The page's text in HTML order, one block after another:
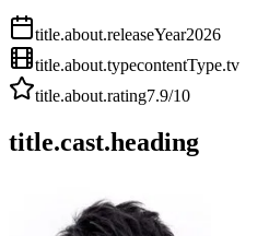
title.about.releaseYear2026
title.about.typecontentType.tv
title.about.rating7.9/10
title.cast.heading